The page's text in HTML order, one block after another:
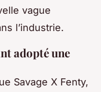
vague
l’industrie.
adopté une
Savage X Fenty,